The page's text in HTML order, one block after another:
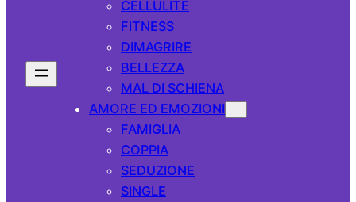
CELLULITE
FITNESS
DIMAGRIRE
BELLEZZA
MAL DI SCHIENA
AMORE ED EMOZIONI
FAMIGLIA
COPPIA
SEDUZIONE
SINGLE